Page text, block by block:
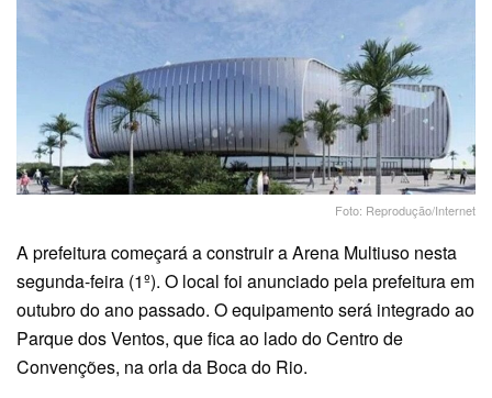
Foto: Reprodução/Internet
A prefeitura começará a construir a Arena Multiuso nesta
segunda-feira (1º). O local foi anunciado pela prefeitura em
outubro do ano passado. O equipamento será integrado ao
Parque dos Ventos, que fica ao lado do Centro de
Convenções, na orla da Boca do Rio.